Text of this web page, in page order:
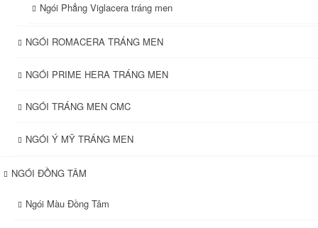
Ngói Phẳng Viglacera tráng men
NGÓI ROMACERA TRÁNG MEN
NGÓI PRIME HERA TRÁNG MEN
NGÓI TRÁNG MEN CMC
NGÓI Ý MỸ TRÁNG MEN
NGÓI ĐỒNG TÂM
Ngói Màu Đồng Tâm